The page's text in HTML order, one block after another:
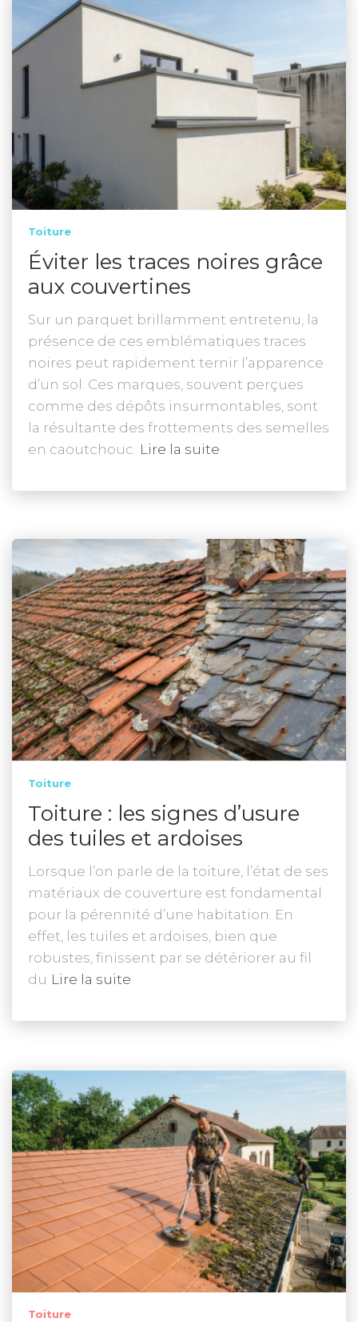
Toiture
Éviter les traces noires grâce
aux couvertines
Sur un parquet brillamment entretenu, la
présence de ces emblématiques traces
noires peut rapidement ternir l’apparence
d’un sol. Ces marques, souvent perçues
comme des dépôts insurmontables, sont
la résultante des frottements des semelles
en caoutchouc. Lire la suite
Toiture
Toiture : les signes d’usure
des tuiles et ardoises
Lorsque l’on parle de la toiture, l’état de ses
matériaux de couverture est fondamental
pour la pérennité d’une habitation. En
effet, les tuiles et ardoises, bien que
robustes, finissent par se détériorer au fil
du Lire la suite
Toiture